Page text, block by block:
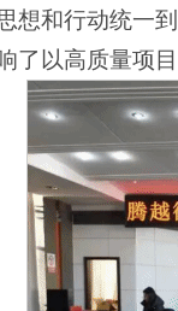
想和行动统一
了以高质量项